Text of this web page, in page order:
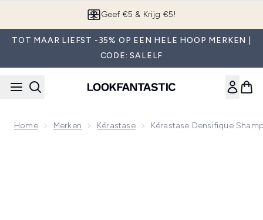
App downloaden
TOT MAAR LIEFST -35% OP EEN HELE HOOP MERKEN |
CODE: SALELF
Home Merken Kérastase Kérastase Densifique